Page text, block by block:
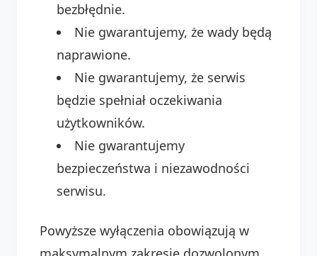
bezbłędnie.
Nie gwarantujemy, że wady będą
naprawione.
Nie gwarantujemy, że serwis
będzie spełniał oczekiwania
użytkowników.
Nie gwarantujemy
bezpieczeństwa i niezawodności
serwisu.
Powyższe wyłączenia obowiązują w